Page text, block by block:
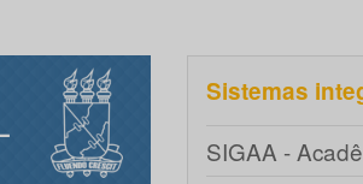
Sistemas
SIGAA -